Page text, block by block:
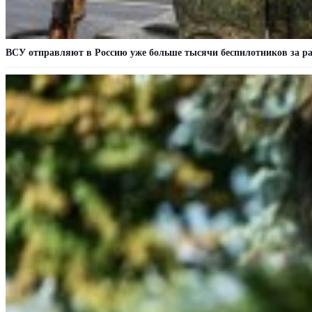
ВСУ отправляют в Россию уже больше тысячи беспилотников за